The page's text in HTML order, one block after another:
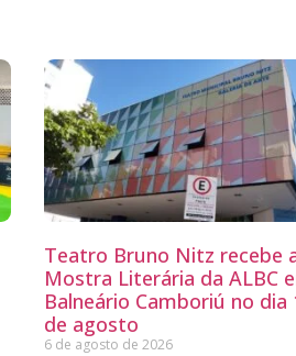
Teatro Bruno Nitz recebe
Mostra Literária da ALBC
Balneário Camboriú no dia
de agosto
6 de agosto de 2026